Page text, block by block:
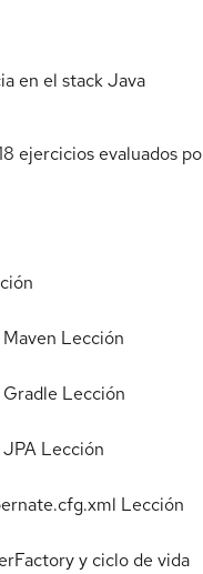
en el stack Java
ejercicios evaluados
Lección
Lección
Lección
Lección
y ciclo de vida